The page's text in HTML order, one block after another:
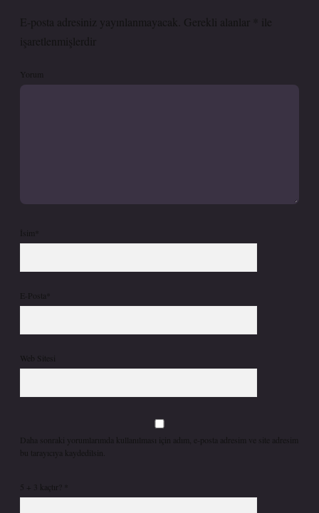
E-posta adresiniz yayınlanmayacak. Gerekli alanlar
ile
işaretlenmişlerdir
Yorum
İsim*
E-Posta*
Web Sitesi
Daha sonraki yorumlarımda kullanılması için adım, e-posta adresim ve site adresim
bu tarayıcıya kaydedilsin.
5 + 3 kaçtır?